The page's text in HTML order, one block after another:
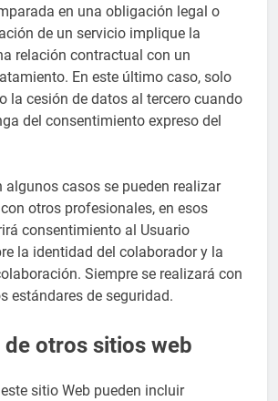
en una obligación legal o
de un servicio implique la
relación contractual con un
En este último caso, solo
la cesión de datos al tercero cuando
del consentimiento expreso del
algunos casos se pueden realizar
otros profesionales, en esos
consentimiento al Usuario
la identidad del colaborador y la
Siempre se realizará con
estándares de seguridad.
de otros sitios web
sitio Web pueden incluir